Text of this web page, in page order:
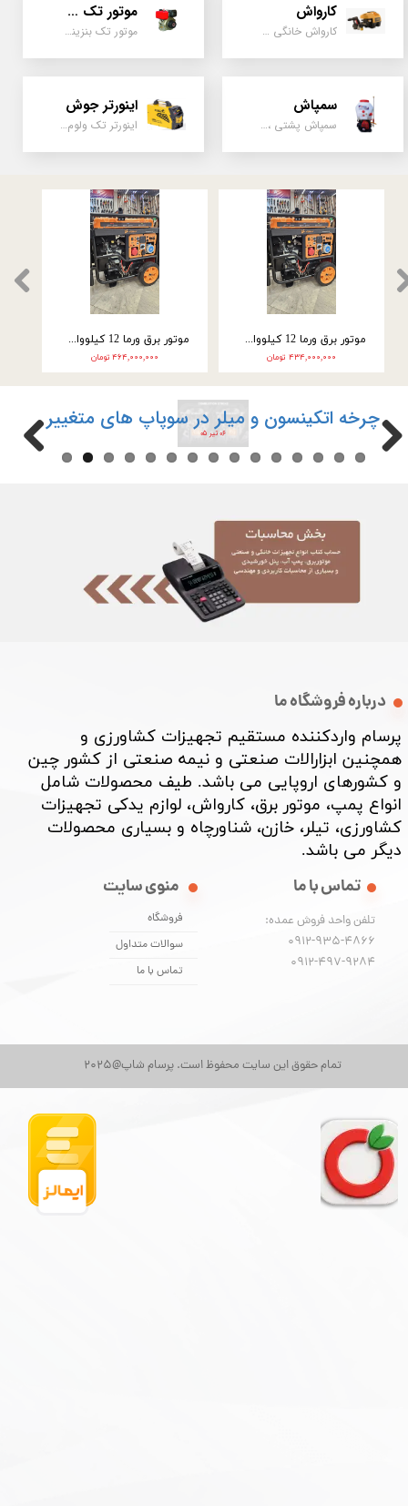
★★★
کارواش
کارواش خانگی و صنعتی و نیمه صنعتی
موتور تک سیلندر
موتور تک بنزینی ، دیزلی، کارتینگی ، تیلری
سمپاش
سمپاش پشتی ، زمبه ای ، فرغونی ، دستی ، موتوری
اینورتر جوش
اینورتر تک ولوم و دو ولوم امپر بالا
موتور برق ورما 12 کیلووات سه گانه سوز سه فاز VM28000E3-2F
۴۶۴,۰۰۰,۰۰۰ تومان
موتور برق ورما 12 کیلووات سه گانه سوز VM28000E3
۴۳۴,۰۰۰,۰۰۰ تومان
چرخه اتکینسون و میلر در سوپاپ های متغییر
۰۶ تیر ۰۵
تمام حقوق این سایت محفوظ است. پرسام شاپ@2025
درباره فروشگاه ما
پرسام واردکننده مستقیم تجهیزات کشاورزی و
همچنین ابزارالات صنعتی و نیمه صنعتی از کشور چین
و کشورهای اروپایی می باشد. طیف محصولات شامل
انواع پمپ، موتور برق، کارواش، لوازم یدکی تجهیزات
کشاورزی، تیلر، خازن، شناورچاه و بسیاری محصولات
دیگر می باشد. ​​​​​​​
منوی سایت
فروشگاه
سوالات متداول
تماس با ما
تماس با ما
تلفن واحد فروش عمده:
0912-935-4866
​​​​​​​0912-497-9284